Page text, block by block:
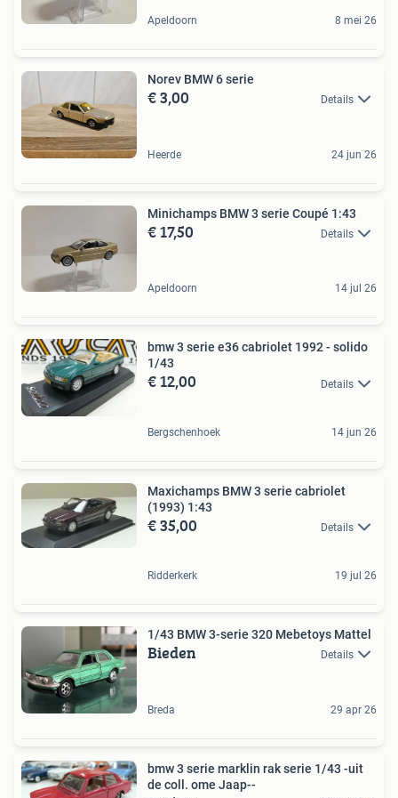
Apeldoorn 8 mei 26
Norev BMW 6 serie
€ 3,00 Details
Heerde 24 jun 26
Minichamps BMW 3 serie Coupé 1:43
€ 17,50 Details
Apeldoorn 14 jul 26
bmw 3 serie e36 cabriolet 1992 - solido
1/43
€ 12,00 Details
Bergschenhoek 14 jun 26
Maxichamps BMW 3 serie cabriolet
(1993) 1:43
€ 35,00 Details
Ridderkerk 19 jul 26
1/43 BMW 3-serie 320 Mebetoys Mattel
Bieden Details
Breda 29 apr 26
bmw 3 serie marklin rak serie 1/43 -uit
de coll. ome Jaap--